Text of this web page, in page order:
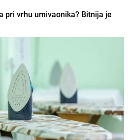
pri vrhu umivaonika? Bitnija je